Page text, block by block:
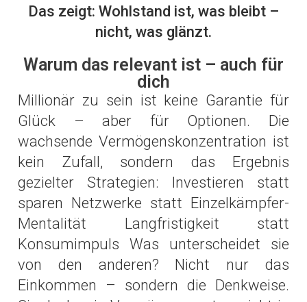
Das zeigt: Wohlstand ist, was bleibt –
nicht, was glänzt.
Warum das relevant ist – auch für
dich
Millionär zu sein ist keine Garantie für
Glück – aber für Optionen. Die
wachsende Vermögenskonzentration ist
kein Zufall, sondern das Ergebnis
gezielter Strategien: Investieren statt
sparen Netzwerke statt Einzelkämpfer-
Mentalität Langfristigkeit statt
Konsumimpuls Was unterscheidet sie
von den anderen? Nicht nur das
Einkommen – sondern die Denkweise.